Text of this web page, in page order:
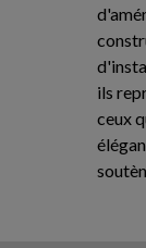
ils
ceux